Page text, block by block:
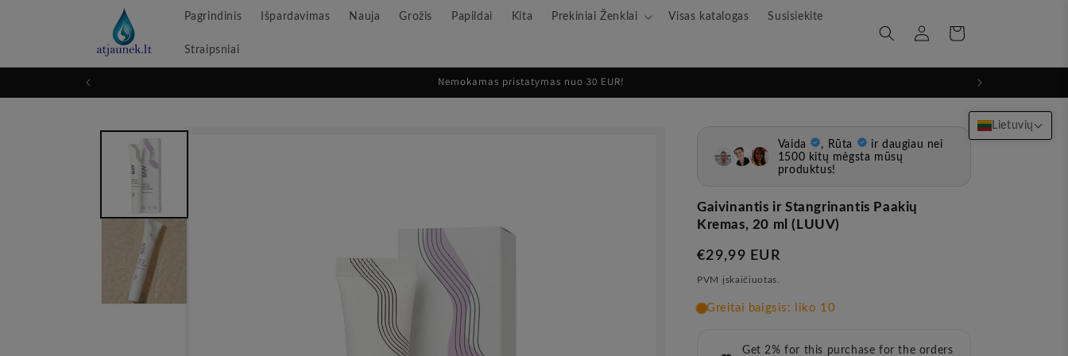
Pagrindinis Išpardavimas Nauja Grožis Papildai Kita Prekiniai Ženklai Visas katalogas Susisiekite
Straipsniai
PrisijunkiteKrepšelis
Nemokamas pristatymas nuo 30 EUR!
Gaivinantis ir Stangrinantis Paakių
Kremas, 20 ml (LUUV)
Įprasta
kaina
€29,99 EUR
PVM įskaičiuotas.
Get 2% for this purchase for the orders
Lietuvių